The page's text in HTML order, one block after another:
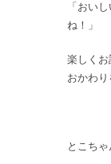
「おい
ね！」
楽しく
おかわり
とこち